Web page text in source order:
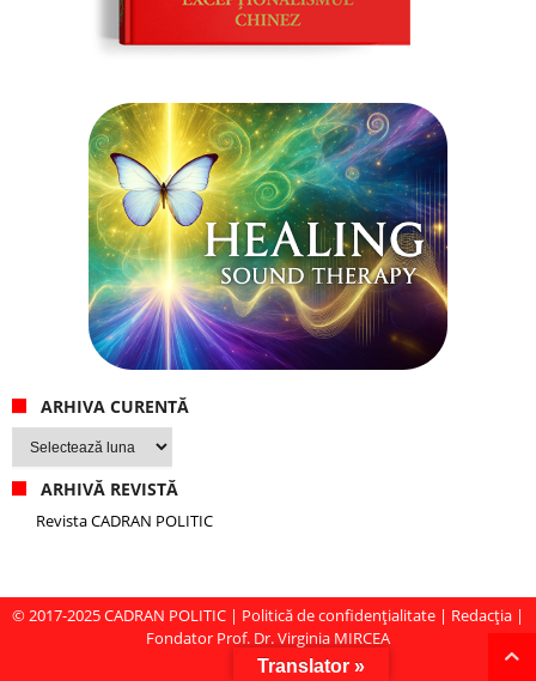
ARHIVA CURENTĂ
Arhiva
curentă
ARHIVĂ REVISTĂ
Revista CADRAN POLITIC
© 2017-2025CADRAN POLITIC | Politică de confidențialitate | Redacția |
Fondator Prof. Dr. Virginia MIRCEA
Translator »